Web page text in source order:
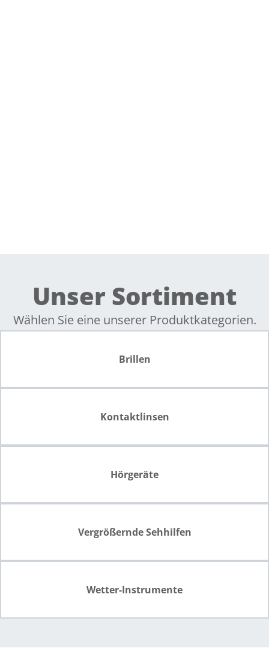
Unser Sortiment
Wählen Sie eine unserer Produktkategorien.
Brillen
Kontaktlinsen
Hörgeräte
Vergrößernde Sehhilfen
Wetter-Instrumente